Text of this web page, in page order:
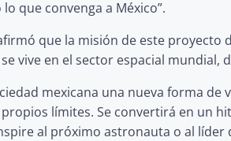
que convenga a México”.
que la misión de este
vive en el sector espacial mundial,
mexicana una nueva forma
límites. Se convertirá en un
al próximo astronauta o al líder